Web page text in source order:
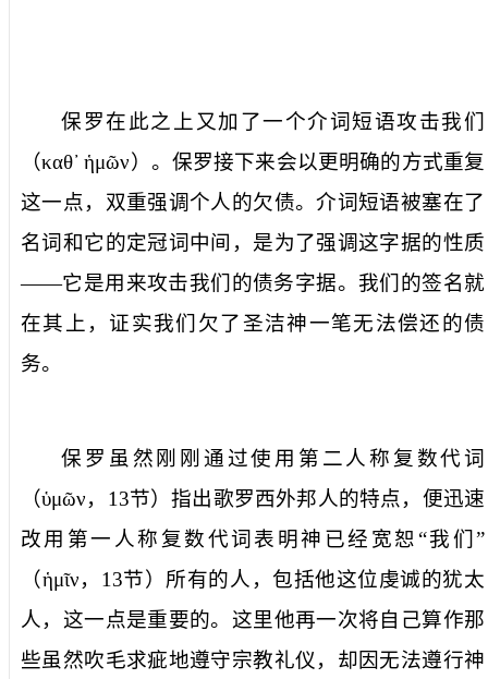
保罗在此之上又加了一个介词短语攻击我们
（καθ᾿ ἡμῶν）。保罗接下来会以更明确的方式重复
这一点，双重强调个人的欠债。介词短语被塞在了
名词和它的定冠词中间，是为了强调这字据的性质
——它是用来攻击我们的债务字据。我们的签名就
在其上，证实我们欠了圣洁神一笔无法偿还的债
务。
保罗虽然刚刚通过使用第二人称复数代词
（ὑμῶν， 13节）指出歌罗西外邦人的特点，便迅速
改用第一人称复数代词表明神已经宽恕“我们”
（ἡμῖν， 13节）所有的人，包括他这位虔诚的犹太
人，这一点是重要的。这里他再一次将自己算作那
些虽然吹毛求疵地遵守宗教礼仪，却因无法遵行神